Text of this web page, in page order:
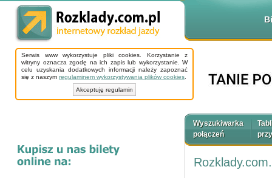
Serwis www wykorzystuje pliki cookies. Korzystanie z
witryny oznacza zgodę na ich zapis lub wykorzystanie. W
celu uzyskania dodatkowych informacji należy zapoznać
się z naszym regulaminem wykorzystywania plików cookies
Akceptuję regulamin
Wyszukiwarka
połączeń